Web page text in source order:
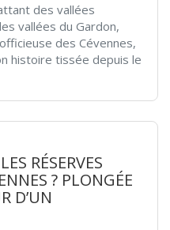
des vallées
vallées du Gardon,
des Cévennes,
histoire tissée depuis le
RÉSERVES
? PLONGÉE
D’UN